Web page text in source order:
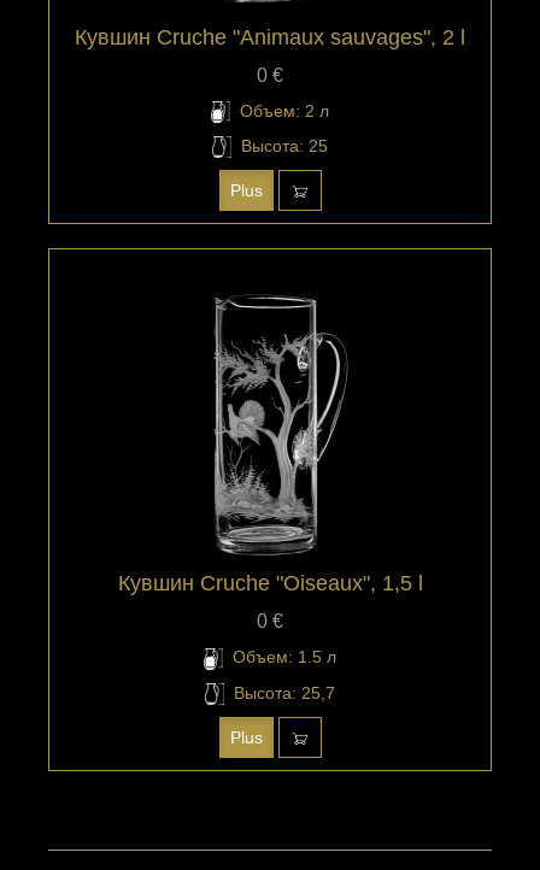
Кувшин Cruche "Animaux sauvages", 2 l
0 €
Объем: 2 л
Высота: 25
Plus
Кувшин Cruche "Oiseaux", 1,5 l
0 €
Объем: 1.5 л
Высота: 25,7
Plus